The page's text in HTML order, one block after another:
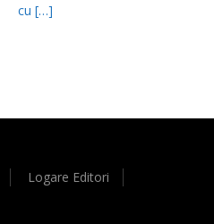
cu […]
Logare Editori